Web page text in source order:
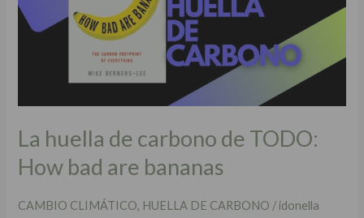
La huella de carbono de TODO:
How bad are bananas
CAMBIO CLIMÁTICO, HUELLA DE CARBONO / idonella
de
are
bananas